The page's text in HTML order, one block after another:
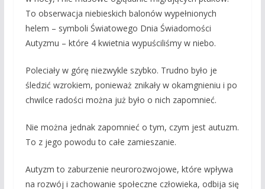
To obserwacja niebieskich balonów wypełnionych
helem – symboli Światowego Dnia Świadomości
Autyzmu – które 4 kwietnia wypuściliśmy w niebo.
Poleciały w górę niezwykle szybko. Trudno było je
śledzić wzrokiem, ponieważ znikały w okamgnieniu i po
chwilce radości można już było o nich zapomnieć.
Nie można jednak zapomnieć o tym, czym jest autuzm.
To z jego powodu to całe zamieszanie.
Autyzm to zaburzenie neurorozwojowe, które wpływa
na rozwój i zachowanie społeczne człowieka, odbija się